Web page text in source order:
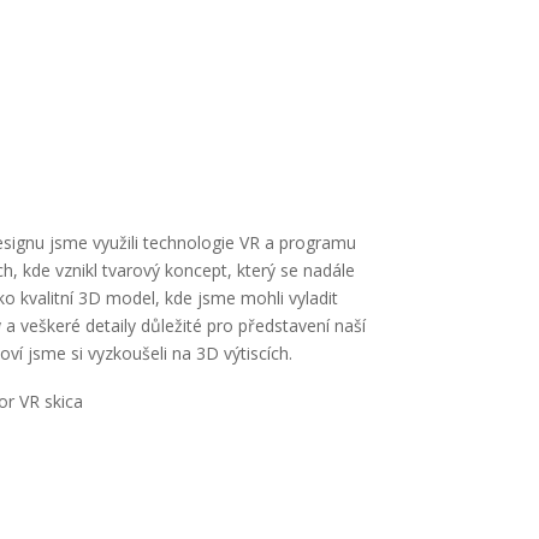
jsme využili technologie VR a programu
kde vznikl tvarový koncept, který se nadále
kvalitní 3D model, kde jsme mohli vyladit
veškeré detaily důležité pro představení naší
jsme si vyzkoušeli na 3D výtiscích.